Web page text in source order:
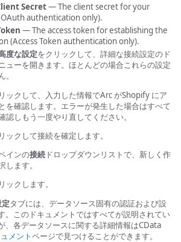
Secret— The client secret for your
authentication only).
— The access token for establishing the
(Access Token authentication only).
度な設定をクリックして、詳細な接続設定のド
ューを開きます。ほとんどの場合これらの設定
ックして、入力した情報でArc がShopify にア
を確認します。エラーが発生した場合はすべて
認しもう一度やり直してください。
ックして接続を確定します。
インの接続 ドロップダウンリストで、新しく作
します。
ックします。
タブには、データソース固有の認証および設
。このドキュメントではすべてが説明されてい
、各データソースに関する詳細情報はCData
メントページで見つけることができます。